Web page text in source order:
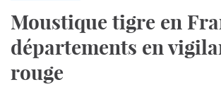
Moustique tigre en
départements en
rouge